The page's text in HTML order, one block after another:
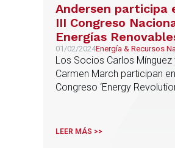
Andersen participa
III Congreso
Energías
‘Energy Revolution’,
organizado por
01/02/2024Energía & Recursos
Los Socios Carlos Mínguez
Carmen March participan
Congreso ‘Energy
LEER MÁS >>